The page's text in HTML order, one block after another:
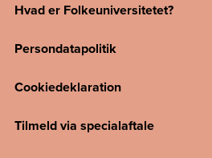
Hvad er Folkeuniversitetet?
Persondatapolitik
Cookiedeklaration
Tilmeld via specialaftale